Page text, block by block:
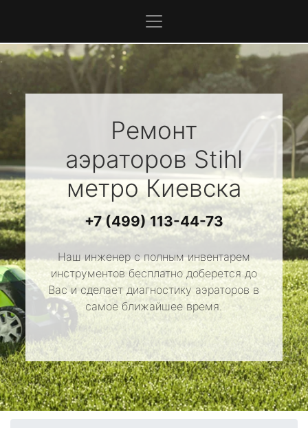
Ремонт
аэраторов Stihl
метро Киевска
+7 (499) 113-44-73
Наш инженер с полным инвентарем
инструментов бесплатно доберется до
Вас и сделает диагностику аэраторов в
самое ближайшее время.